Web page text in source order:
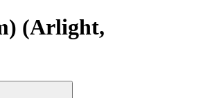
(Arlight,